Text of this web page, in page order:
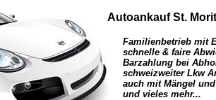
Autoankauf St.
Familienbetrieb mit
schnelle & faire
Barzahlung bei
schweizweiter Lkw
auch mit Mängel
und vieles mehr...